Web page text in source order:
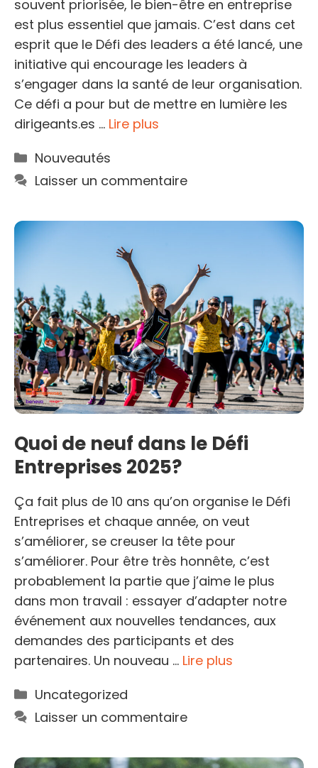
souvent priorisée, le bien-être en entreprise
est plus essentiel que jamais. C’est dans cet
esprit que le Défi des leaders a été lancé, une
initiative qui encourage les leaders à
s’engager dans la santé de leur organisation.
Ce défi a pour but de mettre en lumière les
dirigeants.es … Lire plus
Catégories
Nouveautés
Laisser un commentaire
Quoi de neuf dans le Défi
Entreprises 2025?
Ça fait plus de 10 ans qu’on organise le Défi
Entreprises et chaque année, on veut
s’améliorer, se creuser la tête pour
s’améliorer. Pour être très honnête, c’est
probablement la partie que j’aime le plus
dans mon travail : essayer d’adapter notre
événement aux nouvelles tendances, aux
demandes des participants et des
partenaires. Un nouveau … Lire plus
Catégories
Uncategorized
Laisser un commentaire